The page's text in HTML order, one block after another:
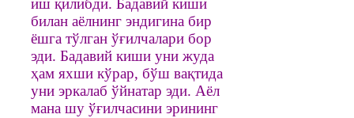
иш қилибди. Бадавий киши
билан аёлнинг эндигина бир
ёшга тўлган ўғилчалари бор
эди. Бадавий киши уни жуда
ҳам яхши кўрар, бўш вақтида
уни эркалаб ўйнатар эди. Аёл
мана шу ўғилчасини эрининг